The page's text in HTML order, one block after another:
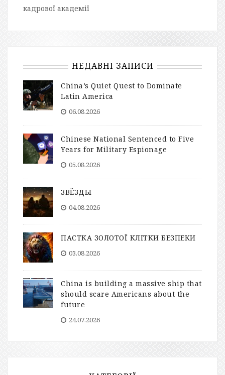
кадрової академії
НЕДАВНІ ЗАПИСИ
China’s Quiet Quest to Dominate
Latin America
06.08.2026
Chinese National Sentenced to Five
Years for Military Espionage
05.08.2026
ЗВЁЗДЫ
04.08.2026
ПАСТКА ЗОЛОТОЇ КЛІТКИ БЕЗПЕКИ
03.08.2026
China is building a massive ship that
should scare Americans about the
future
24.07.2026